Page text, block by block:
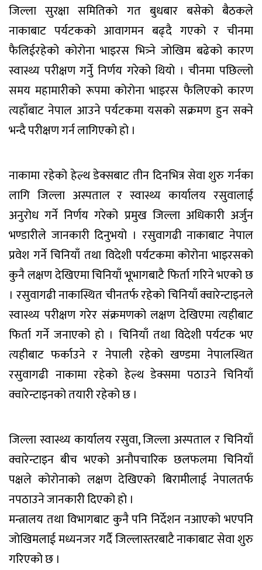
जिल्ला सुरक्षा समितिको गत बुधबार बसेको बैठकले
नाकाबाट पर्यटकको आवागमन बढ्दै गएको र चीनमा
फैलिईरहेको कोरोना भाइरस भित्र्ने जोखिम बढेको कारण
स्वास्थ्य परीक्षण गर्नुे निर्णय गरेको थियो । चीनमा पछिल्लो
समय महामारीको रूपमा कोरोना भाइरस फैलिएको कारण
त्यहाँबाट नेपाल आउने पर्यटकमा यसको सक्रमण हुन सक्ने
भन्दै परीक्षण गर्न लागिएको हो ।
नाकामा रहेको हेल्थ डेक्सबाट तीन दिनभित्र सेवा शुरु गर्नका
लागि जिल्ला अस्पताल र स्वास्थ्य कार्यालय रसुवालाई
अनुरोध गर्ने निर्णय गरेको प्रमुख जिल्ला अधिकारी अर्जुन
भण्डारीले जानकारी दिनुभयो । रसुवागढी नाकाबाट नेपाल
प्रवेश गर्ने चिनियाँ तथा विदेशी पर्यटकमा कोरोना भाइरसको
कुनै लक्षण देखिएमा चिनियाँ भूभागबाटै फिर्ता गरिने भएको छ
। रसुवागढी नाकास्थित चीनतर्फ रहेको चिनियाँ क्वारेन्टाइनले
स्वास्थ्य परीक्षण गरेर संक्रमणको लक्षण देखिएमा त्यहीबाट
फिर्ता गर्ने जनाएको हो । चिनियाँ तथा विदेशी पर्यटक भए
त्यहीबाट फर्काउने र नेपाली रहेको खण्डमा नेपालस्थित
रसुवागढी नाकामा रहेको हेल्थ डेक्समा पठाउने चिनियाँ
क्वारेन्टाइनको तयारी रहेको छ ।
जिल्ला स्वास्थ्य कार्यालय रसुवा, जिल्ला अस्पताल र चिनियाँ
क्वारेन्टाइन बीच भएको अनौपचारिक छलफलमा चिनियाँ
पक्षले कोरोनाको लक्षण देखिएको बिरामीलाई नेपालतर्फ
नपठाउने जानकारी दिएको हो ।
मन्त्रालय तथा विभागबाट कुनै पनि निर्देशन नआएको भएपनि
जोखिमलाई मध्यनजर गर्दै जिल्लास्तरबाटै नाकाबाट सेवा शुरु
गरिएको छ ।